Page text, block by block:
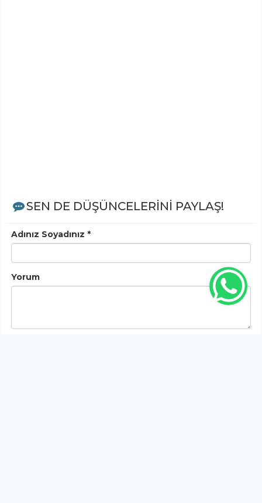
SEN DE DÜŞÜNCELERİNİ PAYLAŞ!
Adınız Soyadınız *
Yorum